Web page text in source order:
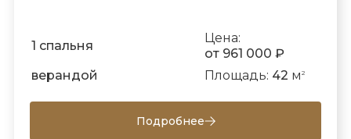
1 спальня
Цена:
от 961 000 ₽
верандой
Площадь: 42 м 2
Подробнее